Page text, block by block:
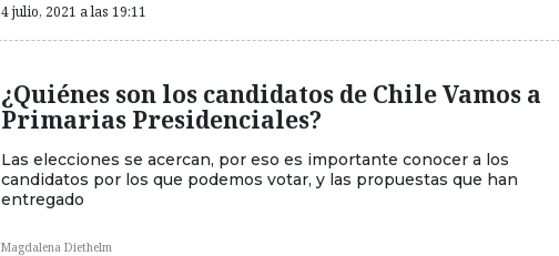
4 julio, 2021 a las 19:11
¿Quiénes son los candidatos de Chile Vamos a
Primarias Presidenciales?
Las elecciones se acercan, por eso es importante conocer a los
candidatos por los que podemos votar, y las propuestas que han
entregado
Magdalena Diethelm